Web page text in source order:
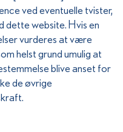
ved eventuelle tvister,
dette website. Hvis en
vurderes at være
helst grund umulig at
blive anset for
de øvrige